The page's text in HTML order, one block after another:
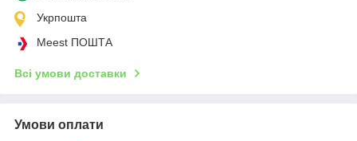
Укрпошта
Meest ПОШТА
Всі умови доставки
Умови оплати